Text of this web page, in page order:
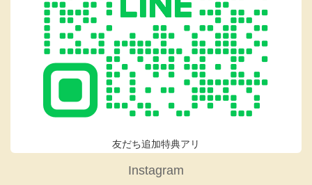
友だち追加特典アリ
Instagram